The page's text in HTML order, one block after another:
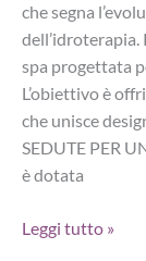
che segna
dell’idroterapia.
spa progettata
L’obiettivo è
che unisce
SEDUTE PER
è dotata
Jacuzzi
Leggi tutto »